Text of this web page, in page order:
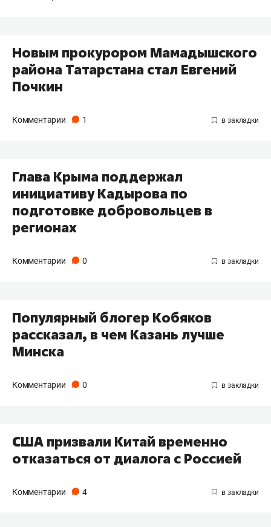
Новым прокурором Мамадышского
района Татарстана стал Евгений
Почкин
Комментарии 1
Глава Крыма поддержал
инициативу Кадырова по
подготовке добровольцев в
регионах
Комментарии 0
​Популярный блогер Кобяков
рассказал, в чем Казань лучше
Минска
Комментарии 0
США призвали Китай временно
отказаться от диалога с Россией
Комментарии 4